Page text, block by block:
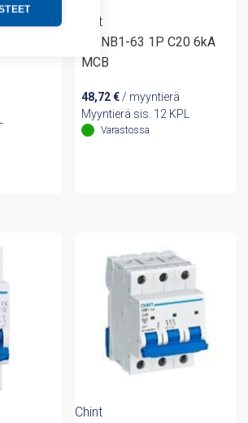
Chint
(A) NB1-63 1P C20 6kA
MCB
48,72€ / myyntierä
Myyntierä sis. 12 KPL
Varastossa
Chint